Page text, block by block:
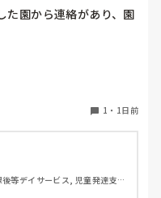
た園から連絡があり、園
識ですが、『園見学をご
せんとのこと
終了なのでしょうか？
1 ・ 1日前
等デイサービス, 児童発達支援